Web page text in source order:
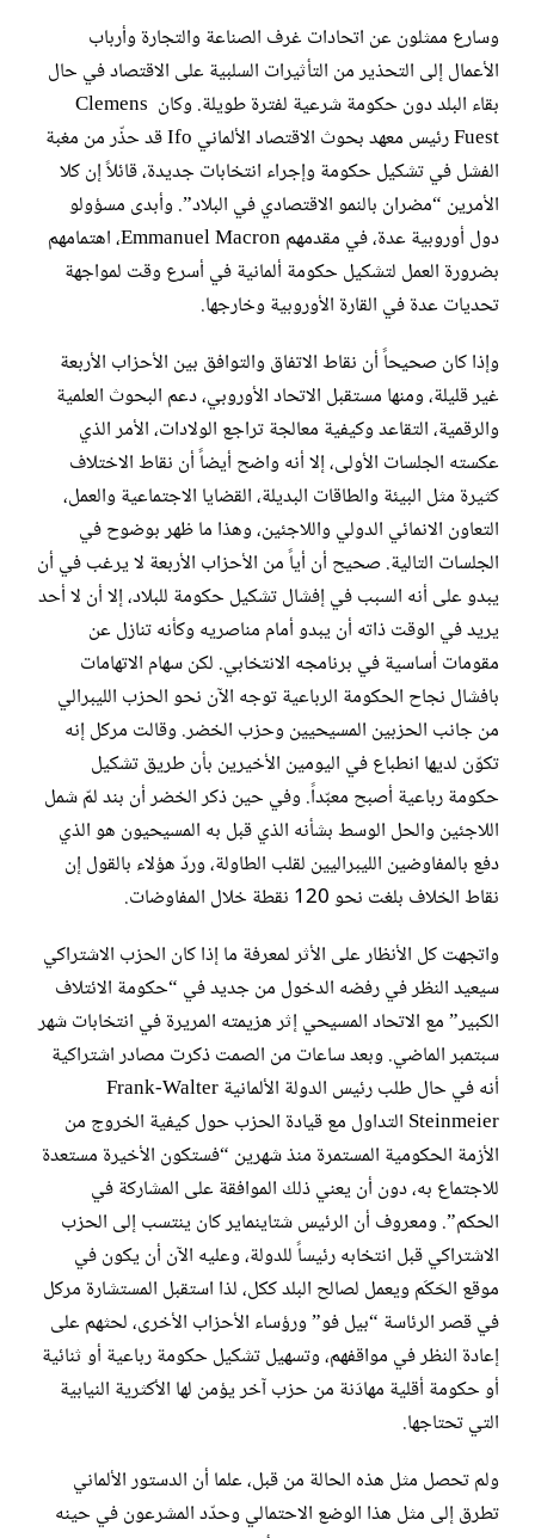
وسارع ممثلون عن اتحادات غرف الصناعة والتجارة وأرباب
الأعمال إلى التحذير من التأثيرات السلبية على الاقتصاد في حال
بقاء البلد دون حكومة شرعية لفترة طويلة. وكان Clemens
Fuest رئيس معهد بحوث الاقتصاد الألماني Ifo قد حذّر من مغبة
الفشل في تشكيل حكومة وإجراء انتخابات جديدة، قائلاً إن كلا
الأمرين “مضران بالنمو الاقتصادي في البلاد”. وأبدى مسؤولو
دول أوروبية عدة، في مقدمهم Emmanuel Macron، اهتمامهم
بضرورة العمل لتشكيل حكومة ألمانية في أسرع وقت لمواجهة
تحديات عدة في القارة الأوروبية وخارجها.
وإذا كان صحيحاً أن نقاط الاتفاق والتوافق بين الأحزاب الأربعة
غير قليلة، ومنها مستقبل الاتحاد الأوروبي، دعم البحوث العلمية
والرقمية، التقاعد وكيفية معالجة تراجع الولادات، الأمر الذي
عكسته الجلسات الأولى، إلا أنه واضح أيضاً أن نقاط الاختلاف
كثيرة مثل البيئة والطاقات البديلة، القضايا الاجتماعية والعمل،
التعاون الانمائي الدولي واللاجئين، وهذا ما ظهر بوضوح في
الجلسات التالية. صحيح أن أياً من الأحزاب الأربعة لا يرغب في أن
يبدو على أنه السبب في إفشال تشكيل حكومة للبلاد، إلا أن لا أحد
يريد في الوقت ذاته أن يبدو أمام مناصريه وكأنه تنازل عن
مقومات أساسية في برنامجه الانتخابي. لكن سهام الاتهامات
بافشال نجاح الحكومة الرباعية توجه الآن نحو الحزب الليبرالي
من جانب الحزبين المسيحيين وحزب الخضر. وقالت مركل إنه
تكوّن لديها انطباع في اليومين الأخيرين بأن طريق تشكيل
حكومة رباعية أصبح معبّداً. وفي حين ذكر الخضر أن بند لمّ شمل
اللاجئين والحل الوسط بشأنه الذي قبل به المسيحيون هو الذي
دفع بالمفاوضين الليبراليين لقلب الطاولة، وردّ هؤلاء بالقول إن
نقاط الخلاف بلغت نحو 120 نقطة خلال المفاوضات.
واتجهت كل الأنظار على الأثر لمعرفة ما إذا كان الحزب الاشتراكي
سيعيد النظر في رفضه الدخول من جديد في “حكومة الائتلاف
الكبير” مع الاتحاد المسيحي إثر هزيمته المريرة في انتخابات شهر
سبتمبر الماضي. وبعد ساعات من الصمت ذكرت مصادر اشتراكية
أنه في حال طلب رئيس الدولة الألمانية Frank-Walter
Steinmeier التداول مع قيادة الحزب حول كيفية الخروج من
الأزمة الحكومية المستمرة منذ شهرين “فستكون الأخيرة مستعدة
للاجتماع به، دون أن يعني ذلك الموافقة على المشاركة في
الحكم”. ومعروف أن الرئيس شتاينماير كان ينتسب إلى الحزب
الاشتراكي قبل انتخابه رئيساً للدولة، وعليه الآن أن يكون في
موقع الحَكَم ويعمل لصالح البلد ككل، لذا استقبل المستشارة مركل
في قصر الرئاسة “بيل فو” ورؤساء الأحزاب الأخرى، لحثهم على
إعادة النظر في مواقفهم، وتسهيل تشكيل حكومة رباعية أو ثنائية
أو حكومة أقلية مهادَنة من حزب آخر يؤمن لها الأكثرية النيابية
التي تحتاجها.
ولم تحصل مثل هذه الحالة من قبل، علما أن الدستور الألماني
تطرق إلى مثل هذا الوضع الاحتمالي وحدّد المشرعون في حينه